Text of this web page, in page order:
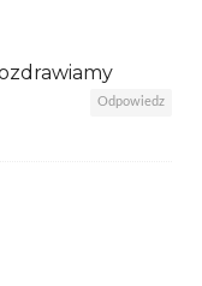
Odpowiedz